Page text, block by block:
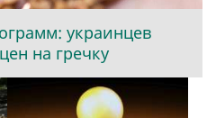
украинцев
на гречку